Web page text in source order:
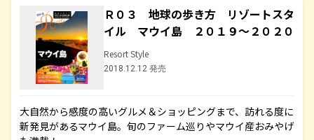
Ｒ０３ 地球の歩き方 リゾートスタ
イル マウイ島 ２０１９～２０２０
Resort Style
2018.12.12 発売
大自然から感度の高いグルメ＆ショッピングまで、訪れる度に
新発見があるマウイ島。旬のファーム巡りやマウイ産おみやげ